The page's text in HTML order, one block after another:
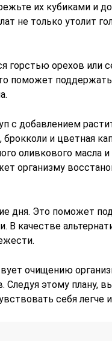
их кубиками и
не только утолит
горстью орехов или
поможет поддержать
с добавлением
и цветная
оливкового масла и
организму
дня. Это поможет
В качестве
очищению
Следуя этому плану,
себя легче